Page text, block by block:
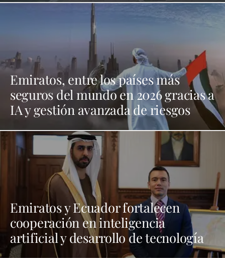
Emiratos, entre los países más
seguros del mundo en 2026 gracias a
IA y gestión avanzada de riesgos
Emiratos y Ecuador fortalecen
cooperación en inteligencia
artificial y desarrollo de tecnología